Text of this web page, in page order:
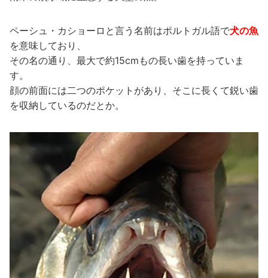
ペーシュ・カショーロと言う名前はポルトガル語で犬の魚
を意味しており、
その名の通り、最大で約15cmもの長い歯を持っていま
す。
顔の前面には二つのポケットがあり、そこに長くて鋭い歯
を収納しているのだとか。